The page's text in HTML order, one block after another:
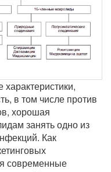
в том числе против
хорошая
занять одно из
Как
современные